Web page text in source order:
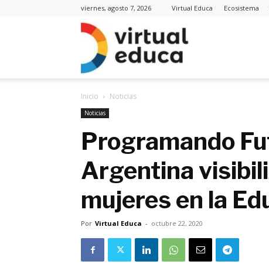
viernes, agosto 7, 2026 Virtual Educa Ecosistema
Inicio Noticias
Noticias
Programando
Argentina
mujeres en la
Por Virtual Educa - octubre 22, 2020